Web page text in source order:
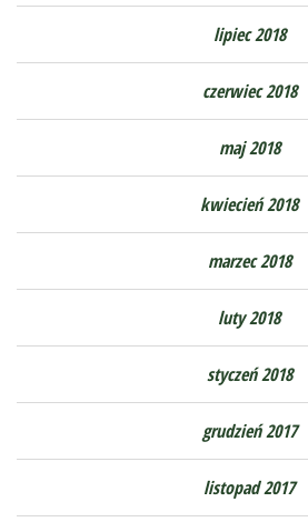
lipiec 2018
czerwiec 2018
maj 2018
kwiecień 2018
marzec 2018
luty 2018
styczeń 2018
grudzień 2017
listopad 2017